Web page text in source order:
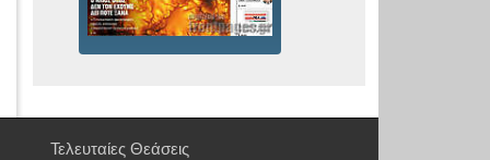
Τελευταίες Θεάσεις